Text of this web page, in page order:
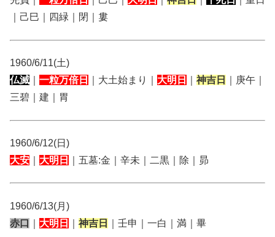
｜己巳｜四緑｜閉｜婁
1960/6/11(土)
仏滅
一粒万倍日 ｜大土始まり｜ 大明日 神吉日
｜庚午｜
三碧｜建｜胃
1960/6/12(日)
大安
大明日 ｜五墓:金｜辛未｜二黒｜除｜昴
1960/6/13(月)
赤口
大明日 神吉日 ｜壬申｜一白｜満｜畢